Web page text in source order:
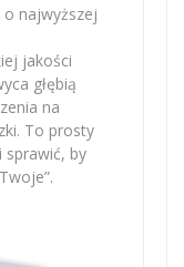
najwyższej
jakości
głębią
na
To prosty
sprawić, by